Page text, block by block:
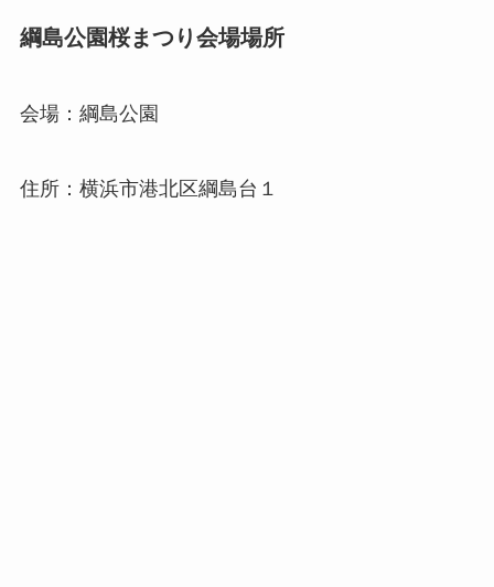
綱島公園桜まつり会場場所
会場：綱島公園
住所：横浜市港北区綱島台１